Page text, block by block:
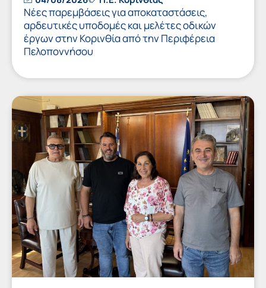
Νέες παρεμβάσεις για αποκαταστάσεις,
αρδευτικές υποδομές και μελέτες οδικών
έργων στην Κορινθία από την Περιφέρεια
Πελοποννήσου